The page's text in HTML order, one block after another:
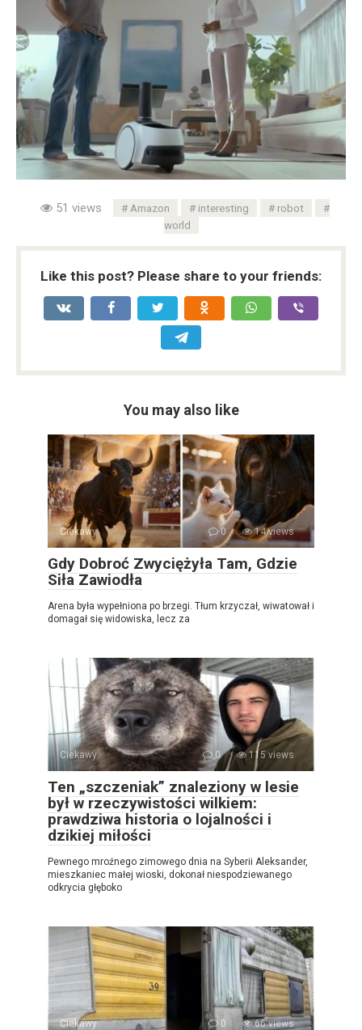
51 views Amazon interesting
robot
world
Like this post? Please share to your friends:
You may also like
Ciekawy 0 14 views
Gdy Dobroć Zwyciężyła Tam, Gdzie
Siła Zawiodła
Arena była wypełniona po brzegi. Tłum krzyczał, wiwatował i
domagał się widowiska, lecz za
Ciekawy 0 115 views
Ten „szczeniak” znaleziony w lesie
był w rzeczywistości wilkiem:
prawdziwa historia o lojalności i
dzikiej miłości
Pewnego mroźnego zimowego dnia na Syberii Aleksander,
mieszkaniec małej wioski, dokonał niespodziewanego
odkrycia głęboko
Ciekawy 0 66 views